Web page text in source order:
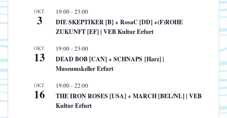
OKT.
3
19:00 - 23:00
DIE SKEPTIKER [B] + RosaC [DD] +(F)ROHE
ZUKUNFT [EF] | VEB Kultur Erfurt
OKT.
13
19:00 - 23:00
DEAD BOB [CAN] + SCHNAPS [Harz] |
Museumskeller Erfurt
OKT.
16
19:00 - 22:00
THE IRON ROSES [USA] + MARCH [BEL/NL] | VEB
Kultur Erfurt